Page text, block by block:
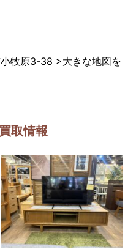
牧原3-38 >大きな地図を
取情報